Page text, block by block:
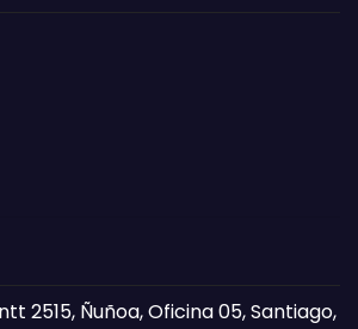
2515, Ñuñoa, Oficina 05, Santiago,